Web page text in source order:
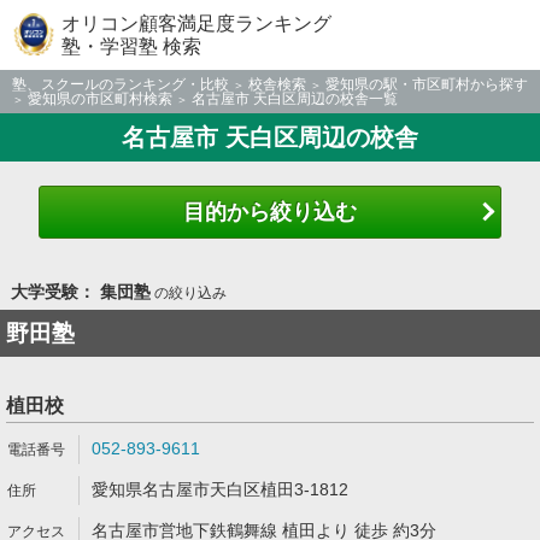
オリコン顧客満足度ランキング
塾・学習塾 検索
塾、スクールのランキング・比較 校舎検索
愛知県の駅・市区町村から探す
愛知県の市区町村検索
名古屋市 天白区周辺の校舎一覧
名古屋市 天白区周辺の校舎
目的から絞り込む
大学受験： 集団塾の絞り込み
野田塾
植田校
052-893-9611
愛知県名古屋市天白区植田3-1812
名古屋市営地下鉄鶴舞線 植田より 徒歩 約3分